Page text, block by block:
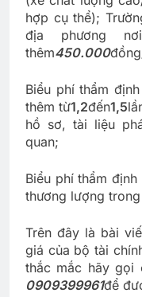
hợp cụ thể);
địa phương
thêm450.000
Biểu phí thẩm
thêm từ1,2đến1,5
hồ sơ, tài liệu
quan;
Biểu phí thẩm
thương lượng
Trên đây là bài
giá của bộ tài
thắc mắc hãy gọi
0909399961để